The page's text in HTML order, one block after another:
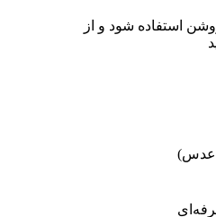
استفاده شود و از
عدس)